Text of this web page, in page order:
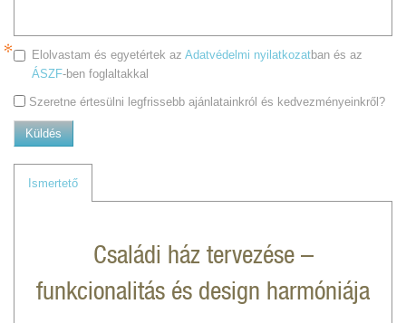
Elolvastam és egyetértek az Adatvédelmi nyilatkozatban és az
ÁSZF-ben foglaltakkal
Szeretne értesülni legfrissebb ajánlatainkról és kedvezményeinkről?
Küldés
Ismertető
Családi ház tervezése –
funkcionalitás és design harmóniája